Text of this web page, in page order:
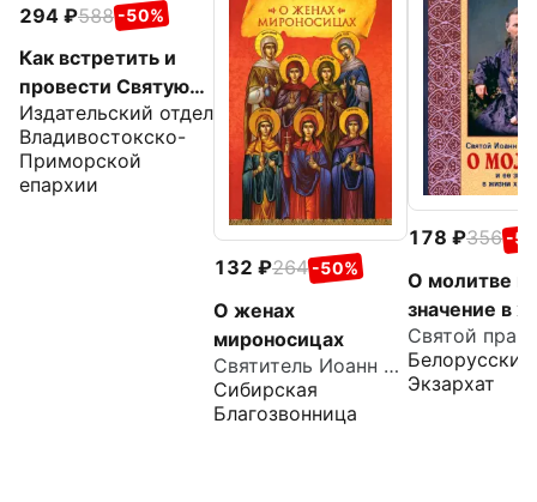
294 588 -50%
Как встретить и
провести Святую
Пасху
Издательский отдел
Владивостокско-
Приморской
епархии
132 264 -50%
О женах
мироносицах
Святитель Иоанн Златоуст
Сибирская
Благозвонница
178 356 -
О молитве и
значение в
Извлечения
дневника с
Белорусский
Экзархат